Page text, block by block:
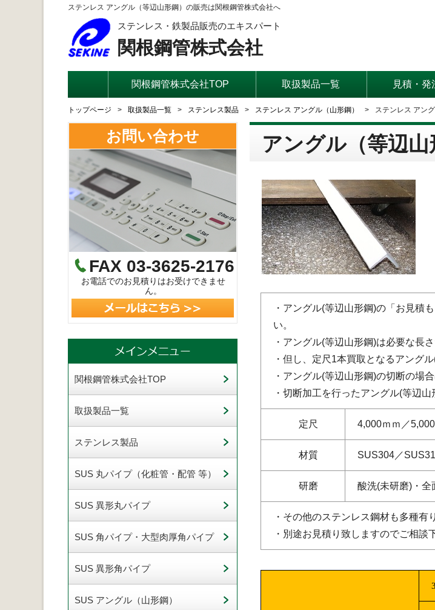
ステンレス アングル（等辺山形鋼）の販売は関根鋼管株式会社へ
ステンレス・鉄製品販売のエキスパート
関根鋼管株式会社
関根鋼管株式会社TOP 取扱製品一覧 見積・発
トップページ 取扱製品一覧 ステンレス製品 ステンレス アングル（山形鋼） ステンレス アン
アングル（等辺山
・アングル(等辺山形鋼)の「お見積
い。
・アングル(等辺山形鋼)は必要な長
・但し、定尺1本買取となるアング
・アングル(等辺山形鋼)の切断の場
・切断加工を行ったアングル(等辺
定尺 4,000ｍｍ／
材質 SUS304／
研磨 酸洗(未研磨)・
・その他のステンレス鋼材も多種有
・別途お見積り致しますのでご相談
お問い合わせ
FAX 03-3625-2176
お電話でのお見積りはお受けできませ
ん。
関根鋼管株式会社TOP
取扱製品一覧
ステンレス製品
SUS 丸パイプ（化粧管・配管 等）
SUS 異形丸パイプ
SUS 角パイプ・大型肉厚角パイプ
SUS 異形角パイプ
SUS アングル（山形鋼）